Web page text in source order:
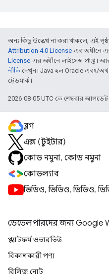
অন্য কিছু উল্লেখ না করা থাকলে, এই
Attribution 4.0 License-এর অধীনে
License-এর অধীনে লাইসেন্স প্রাপ্ত।
নীতি দেখুন। Java হল Oracle এবং/
ট্রেডমার্ক।
2026-08-05 UTC-তে শেষবার আপডেট
ব্লগ
এক্স (টুইটার)
কোড নমুনা, কোড নমুনা
কোডল্যাব
ভিডিও, ভিডিও, ভিডিও,
ডেভেলপারদের জন্য Google
প্ল্যাটফর্ম ওভারভিউ
বিকাশকারী পণ্য
রিলিজ নোট